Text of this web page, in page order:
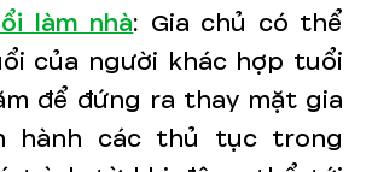
làm nhà: Gia chủ có thể
của người khác hợp tuổi
để đứng ra thay mặt gia
hành các thủ tục trong